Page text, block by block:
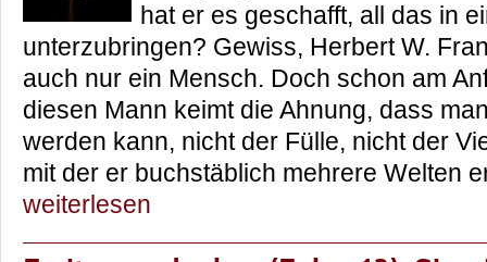
hat er es geschafft, all das in
unterzubringen? Gewiss, Herbert W.
auch nur ein Mensch. Doch schon am
diesen Mann keimt die Ahnung, dass
werden kann, nicht der Fülle, nicht der
mit der er buchstäblich mehrere
weiterlesen